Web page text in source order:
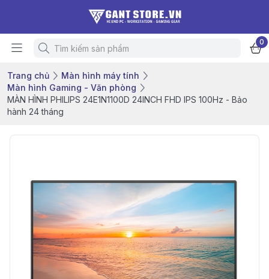
0
Trang chủ
Màn hình máy tính
Màn hình Gaming - Văn phòng
MÀN HÌNH PHILIPS 24E1N1100D 24INCH FHD IPS 100Hz - Bảo
hành 24 tháng